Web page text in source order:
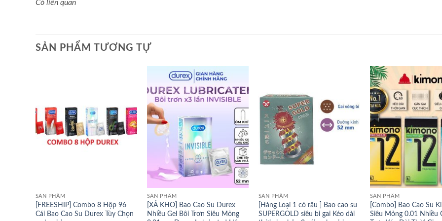
Có liên quan
SẢN PHẨM TƯƠNG TỰ
SẢN PHẨM
[FREESHIP] Combo 8 Hộp 96
Cái Bao Cao Su Durex Tùy Chọn
SẢN PHẨM
[XẢ KHO] Bao Cao Su Durex
Nhiều Gel Bôi Trơn Siêu Mỏng
SẢN PHẨM
[Hàng Loại 1 có râu ] Bao cao su
SUPERGOLD siêu bi gai Kéo dài
SẢN PHẨM
[Combo] Bao Cao Su
Siêu Mỏng 0.01 Nhiều